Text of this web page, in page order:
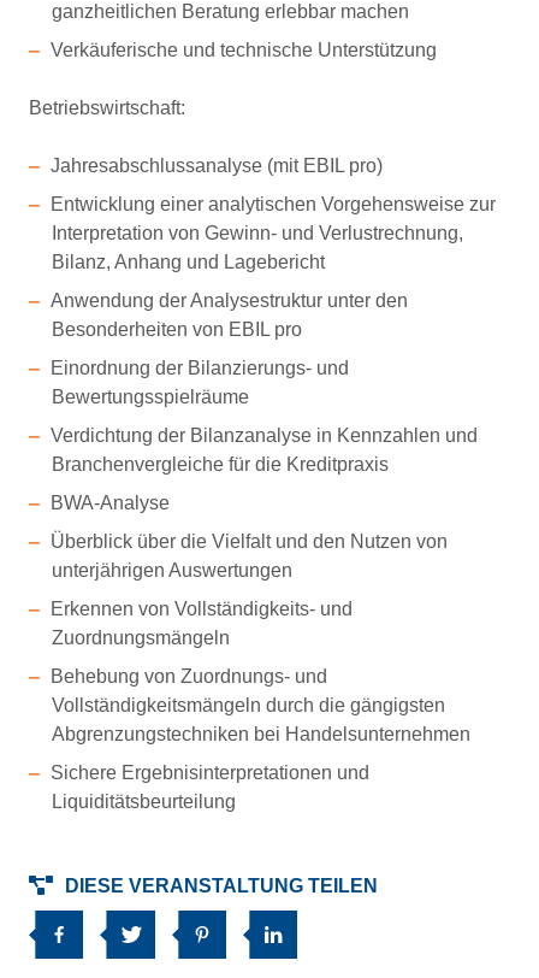
ganzheitlichen Beratung erlebbar machen
Verkäuferische und technische Unterstützung
Betriebswirtschaft:
Jahresabschlussanalyse (mit EBIL pro)
Entwicklung einer analytischen Vorgehensweise zur
Interpretation von Gewinn- und Verlustrechnung,
Bilanz, Anhang und Lagebericht
Anwendung der Analysestruktur unter den
Besonderheiten von EBIL pro
Einordnung der Bilanzierungs- und
Bewertungsspielräume
Verdichtung der Bilanzanalyse in Kennzahlen und
Branchenvergleiche für die Kreditpraxis
BWA-Analyse
Überblick über die Vielfalt und den Nutzen von
unterjährigen Auswertungen
Erkennen von Vollständigkeits- und
Zuordnungsmängeln
Behebung von Zuordnungs- und
Vollständigkeitsmängeln durch die gängigsten
Abgrenzungstechniken bei Handelsunternehmen
Sichere Ergebnisinterpretationen und
Liquiditätsbeurteilung
DIESE VERANSTALTUNG TEILEN